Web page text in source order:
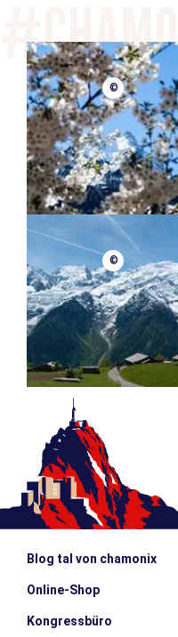
©
©
Blog tal von chamonix
Online-Shop
Kongressbüro